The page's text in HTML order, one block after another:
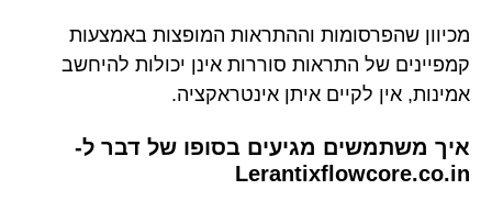
מכיוון שהפרסומות וההתראות המופצות באמצעות
קמפיינים של התראות סוררות אינן יכולות להיחשב
אמינות, אין לקיים איתן אינטראקציה.
איך משתמשים מגיעים בסופו של דבר ל-
Lerantixflowcore.co.in